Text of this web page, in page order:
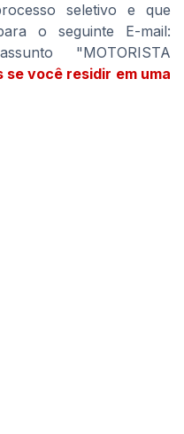
seletivo e que
o seguinte E-mail:
"MOTORISTA
se você residir em uma